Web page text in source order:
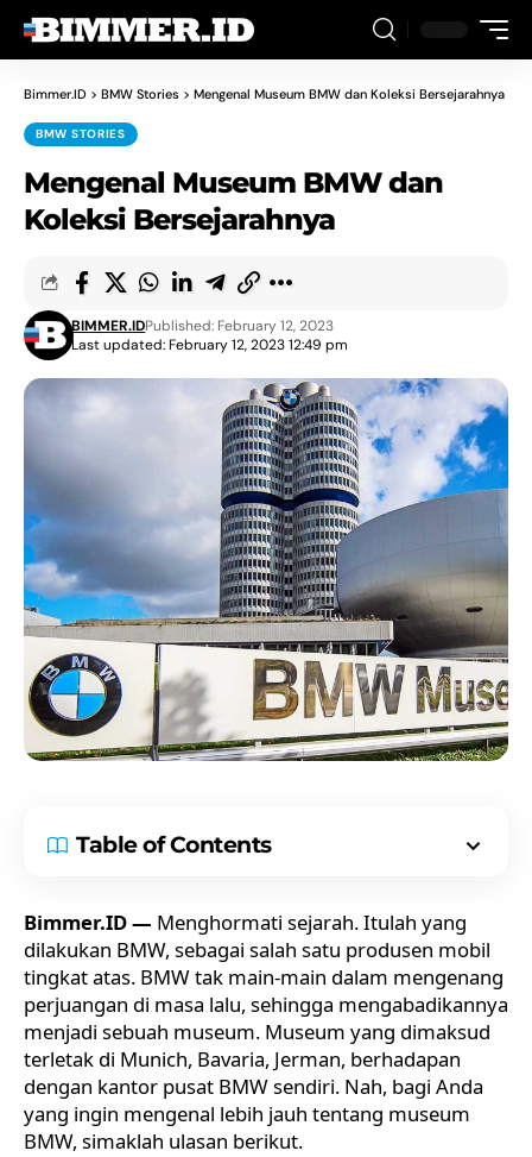
Bimmer.ID > BMW Stories > Mengenal Museum BMW dan Koleksi Bersejarahnya
BMW STORIES
Mengenal Museum BMW dan
Koleksi Bersejarahnya
Last updated: February 12, 2023 12:49 pm
BIMMER.IDPublished: February 12, 2023
Table of Contents
Bimmer.ID — Menghormati sejarah. Itulah yang
dilakukan BMW, sebagai salah satu produsen mobil
tingkat atas. BMW tak main-main dalam mengenang
perjuangan di masa lalu, sehingga mengabadikannya
menjadi sebuah museum. Museum yang dimaksud
terletak di Munich, Bavaria, Jerman, berhadapan
dengan kantor pusat BMW sendiri. Nah, bagi Anda
yang ingin mengenal lebih jauh tentang museum
BMW, simaklah ulasan berikut.